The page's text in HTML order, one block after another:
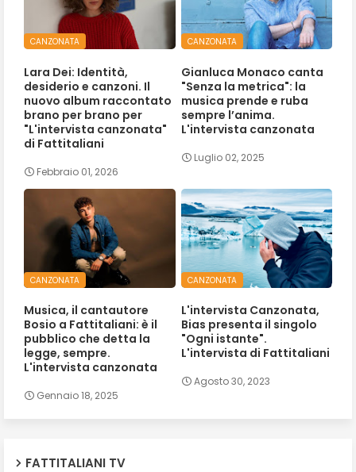
CANZONATA
Lara Dei: Identità,
desiderio e canzoni. Il
nuovo album raccontato
brano per brano per
"L'intervista canzonata"
di Fattitaliani
Febbraio 01, 2026
CANZONATA
Gianluca Monaco canta
"Senza la metrica": la
musica prende e ruba
sempre l’anima.
L'intervista canzonata
Luglio 02, 2025
CANZONATA
Musica, il cantautore
Bosio a Fattitaliani: è il
pubblico che detta la
legge, sempre.
L'intervista canzonata
Gennaio 18, 2025
CANZONATA
L'intervista Canzonata,
Bias presenta il singolo
"Ogni istante".
L'intervista di Fattitaliani
Agosto 30, 2023
FATTITALIANI TV